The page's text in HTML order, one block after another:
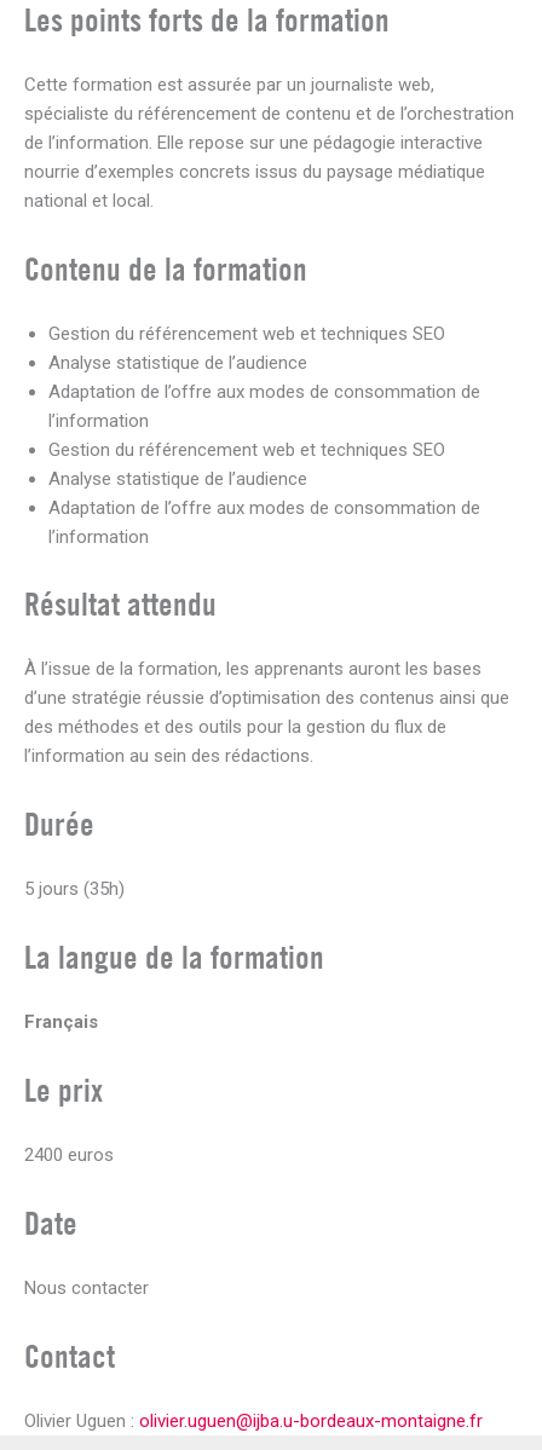
Les points forts de la formation
Cette formation est assurée par un journaliste web,
spécialiste du référencement de contenu et de l’orchestration
de l’information. Elle repose sur une pédagogie interactive
nourrie d’exemples concrets issus du paysage médiatique
national et local.
Contenu de la formation
Gestion du référencement web et techniques SEO
Analyse statistique de l’audience
Adaptation de l’offre aux modes de consommation de
l’information
Gestion du référencement web et techniques SEO
Analyse statistique de l’audience
Adaptation de l’offre aux modes de consommation de
l’information
Résultat attendu
À l’issue de la formation, les apprenants auront les bases
d’une stratégie réussie d’optimisation des contenus ainsi que
des méthodes et des outils pour la gestion du flux de
l’information au sein des rédactions.
Durée
5 jours (35h)
La langue de la formation
Français
Le prix
2400 euros
Date
Nous contacter
Contact
Olivier Uguen : olivier.uguen@ijba.u-bordeaux-montaigne.fr